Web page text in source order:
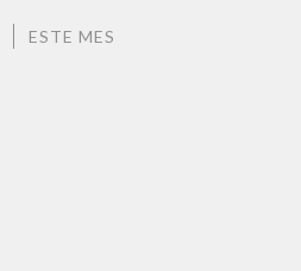
ESTE MES